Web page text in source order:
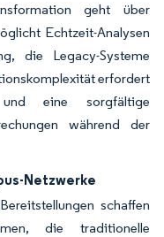
geht über
Echtzeit-Analysen
die Legacy-Systeme
erfordert
eine sorgfältige
während der
Netzwerke
schaffen
die traditionelle